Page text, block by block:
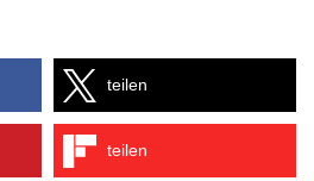
teilen
teilen